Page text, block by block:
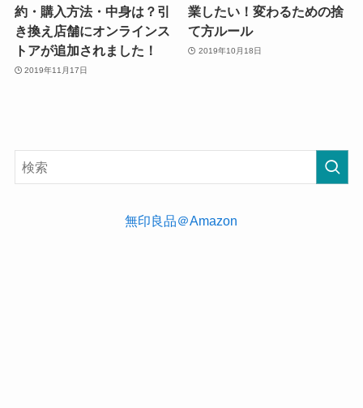
約・購入方法・中身は？引
き換え店舗にオンラインス
トアが追加されました！
2019年11月17日
業したい！変わるための捨
て方ルール
2019年10月18日
無印良品＠Amazon